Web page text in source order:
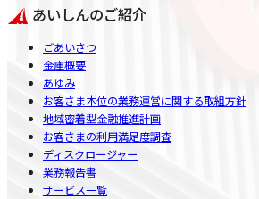
あいしんのご紹介
ごあいさつ
金庫概要
あゆみ
お客さま本位の業務運営に関する取組方針
地域密着型金融推進計画
お客さまの利用満足度調査
ディスクロージャー
業務報告書
サービス一覧